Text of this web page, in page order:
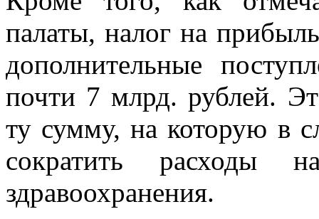
палаты, налог на
дополнительные
почти 7 млрд. рублей.
ту сумму, на которую в
сократить расходы
здравоохранения.